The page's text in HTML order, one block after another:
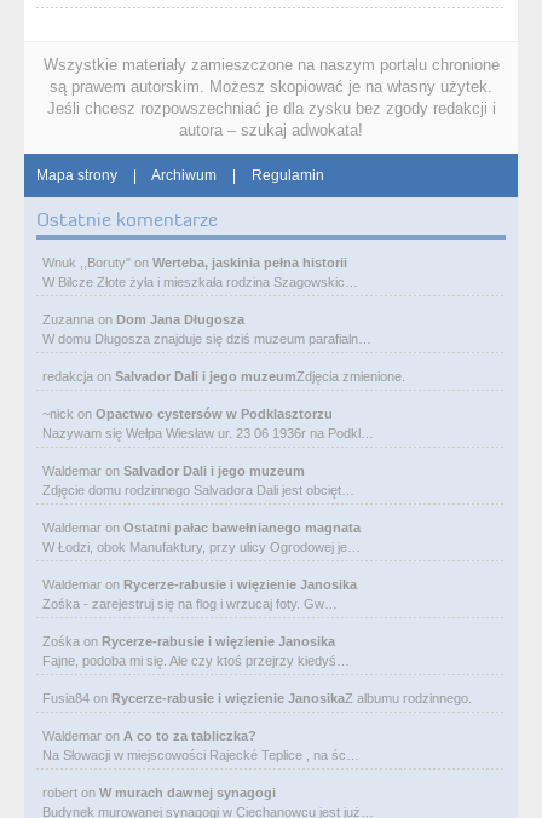
Wszystkie materiały zamieszczone na naszym portalu chronione
są prawem autorskim. Możesz skopiować je na własny użytek.
Jeśli chcesz rozpowszechniać je dla zysku bez zgody redakcji i
autora – szukaj adwokata!
Mapa strony | Archiwum | Regulamin
Ostatnie komentarze
Wnuk ,,Boruty" on Werteba, jaskinia pełna historii
W Bilcze Złote żyła i mieszkała rodzina Szagowskic…
Zuzanna on Dom Jana Długosza
W domu Długosza znajduje się dziś muzeum parafialn…
redakcja on Salvador Dali i jego muzeumZdjęcia zmienione.
~nick on Opactwo cystersów w Podklasztorzu
Nazywam się Wełpa Wiesław ur. 23 06 1936r na Podkl…
Waldemar on Salvador Dali i jego muzeum
Zdjęcie domu rodzinnego Salvadora Dali jest obcięt…
Waldemar on Ostatni pałac bawełnianego magnata
W Łodzi, obok Manufaktury, przy ulicy Ogrodowej je…
Waldemar on Rycerze-rabusie i więzienie Janosika
Zośka - zarejestruj się na flog i wrzucaj foty. Gw…
Zośka on Rycerze-rabusie i więzienie Janosika
Fajne, podoba mi się. Ale czy ktoś przejrzy kiedyś…
Fusia84 on Rycerze-rabusie i więzienie JanosikaZ albumu rodzinnego.
Waldemar on A co to za tabliczka?
Na Słowacji w miejscowości Rajecké Teplice , na śc…
robert on W murach dawnej synagogi
Budynek murowanej synagogi w Ciechanowcu jest już…